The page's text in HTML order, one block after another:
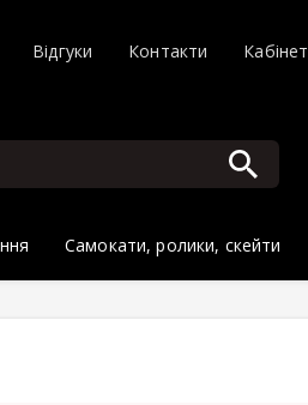
Відгуки Контакти Кабінет
Самокати, ролики, скейти